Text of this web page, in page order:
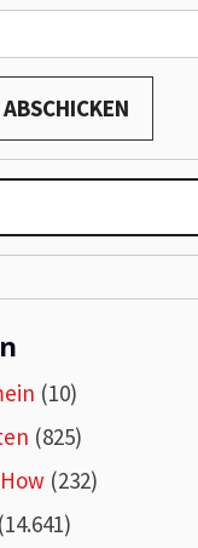
(10)
(825)
(232)
(14.641)